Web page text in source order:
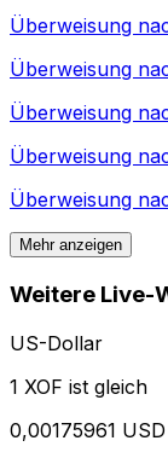
Überweisung
Überweisung
Überweisung
Überweisung
Überweisung
Mehr anzeigen
Weitere Live-
US-Dollar
1 XOF ist gleich
0,00175961 USD